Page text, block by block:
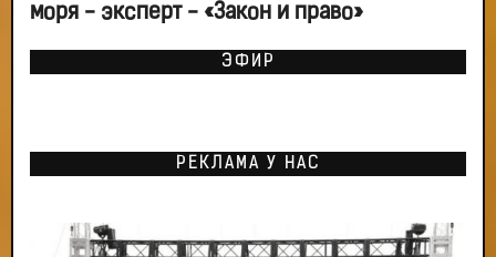
моря - эксперт - «Закон и право»
ЭФИР
РЕКЛАМА У НАС